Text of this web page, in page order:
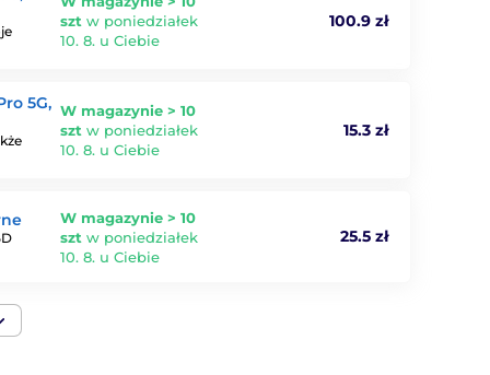
szt w poniedziałek
10. 8. u Ciebie
100.9 zł
5G, W magazynie > 10
szt w poniedziałek
10. 8. u Ciebie
15.3 zł
W magazynie > 10
szt w poniedziałek
10. 8. u Ciebie
25.5 zł